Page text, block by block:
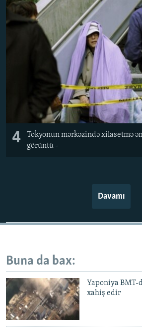
4
Tokyonun mərkəzində xilasetmə
görüntü -
Davamı
Buna da bax:
Yaponiya BMT-
xahiş edir